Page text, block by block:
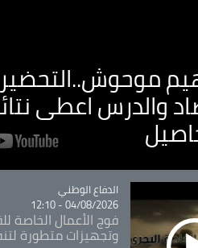
والدرس اعطى
Catégorie
الدفاع الوطني
04/08/2026 - 12:10
فوج الأعمال الخاصة
وتجهيزات متطورة